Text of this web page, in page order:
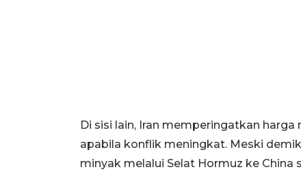
Di sisi lain, Iran memperingatkan
apabila konflik meningkat. Meski
minyak melalui Selat Hormuz ke China